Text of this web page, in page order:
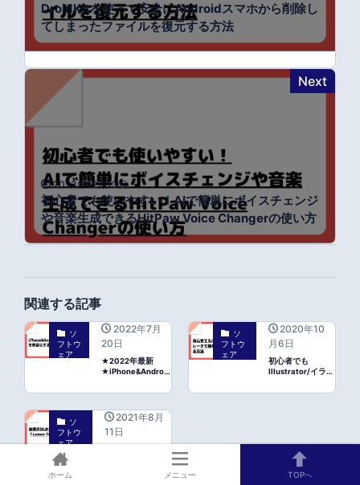
DroidKitを使って安全にAndroidスマホから削除し
てしまったファイルを復元する方法
Next
2023年12月13日
初心者でも使いやすい！AIで簡単にボイスチェンジ
や音楽生成できるHitPaw Voice Changerの使い方
関連する記事
ソ
フトウ
ェア
2022年7月
20日
★2022年最新
★iPhone&Android
無音にする方法
ソ
フトウ
ェア
2020年10
月6日
初心者でも
Illustrator/イラス
アイキャッチを作
ソ
フトウ
ェア
2021年8月
11日
Media」の使い方
ホーム メニュー TOPへ